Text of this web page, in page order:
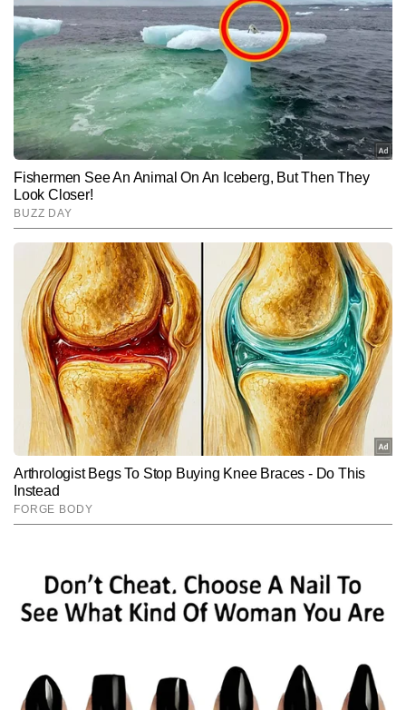
Now Hindi के लिए बाजार की हर हलचल और आर्थिक घटनाक्रम पर नजर बनाए
हुए हैं।
Follow Us:
Subscribe to our daily Newsletter!
SUBMIT